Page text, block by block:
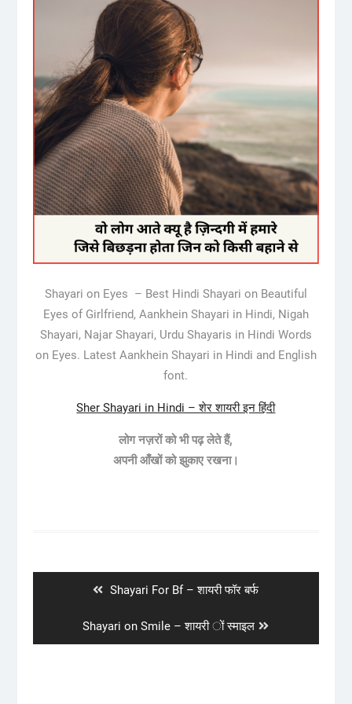
Shayari on Eyes – Best Hindi Shayari on Beautiful
Eyes of Girlfriend, Aankhein Shayari in Hindi, Nigah
Shayari, Najar Shayari, Urdu Shayaris in Hindi Words
on Eyes. Latest Aankhein Shayari in Hindi and English
font.
Sher Shayari in Hindi – शेर शायरी इन हिंदी
लोग नज़रों को भी पढ़ लेते हैं,
अपनी आँखों को झुकाए रखना।
Previous
Shayari For Bf – शायरी फॉर बर्फ
Next
post:
Shayari on Smile – शायरी ों स्माइल